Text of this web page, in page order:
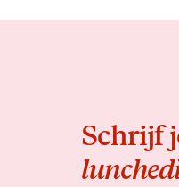
Schrijf